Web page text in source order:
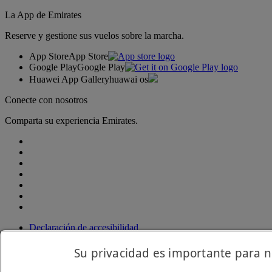
La App de Emirates
Reserve y gestione sus vuelos sobre la marcha.
App StoreApp Store
Google PlayGoogle Play
Huawei App Galleryhuawai os
Conecte con nosotros
Comparta su experiencia Emirates.
Declaración de accesibilidad
Política de privacidad
Condiciones generalesSu privacidad es importante para